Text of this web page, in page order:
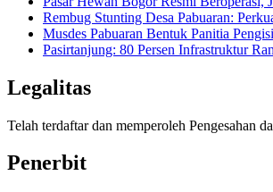
Rembug Stunting Desa Pabuaran:
Musdes Pabuaran Bentuk Panitia
Pasirtanjung: 80 Persen Infrastruktur
Legalitas
Telah terdaftar dan memperoleh
Penerbit